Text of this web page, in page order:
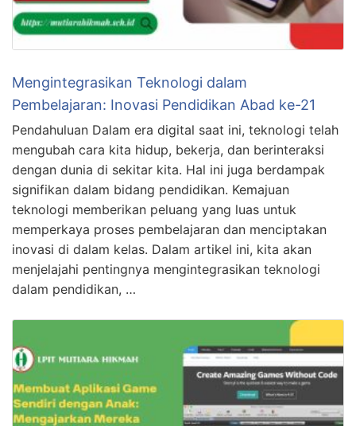
Mengintegrasikan Teknologi dalam
Pembelajaran: Inovasi Pendidikan Abad ke-21
Pendahuluan Dalam era digital saat ini, teknologi telah
mengubah cara kita hidup, bekerja, dan berinteraksi
dengan dunia di sekitar kita. Hal ini juga berdampak
signifikan dalam bidang pendidikan. Kemajuan
teknologi memberikan peluang yang luas untuk
memperkaya proses pembelajaran dan menciptakan
inovasi di dalam kelas. Dalam artikel ini, kita akan
menjelajahi pentingnya mengintegrasikan teknologi
dalam pendidikan, …